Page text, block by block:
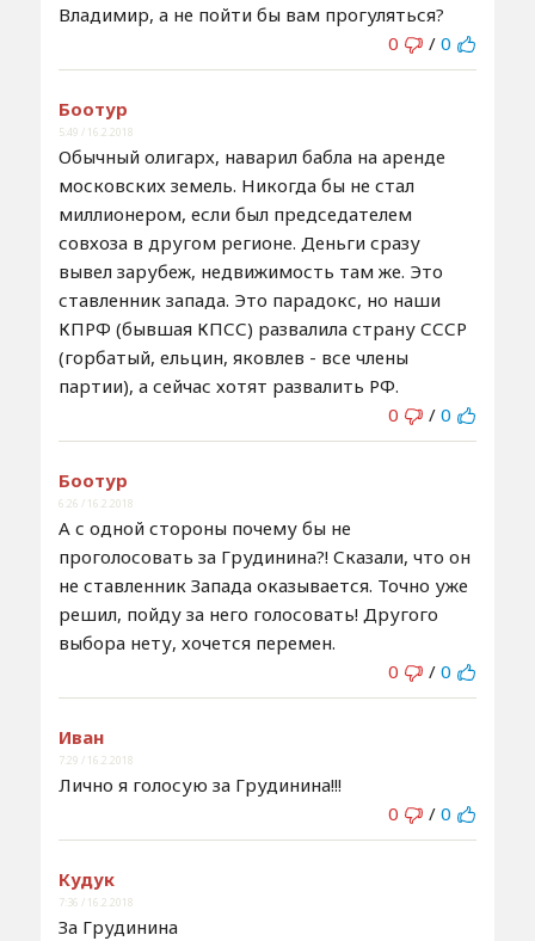
Владимир, а не пойти бы вам прогуляться?
0
/ 0
Боотур
5:49 / 16.2.2018
Обычный олигарх, наварил бабла на аренде
московских земель. Никогда бы не стал
миллионером, если был председателем
совхоза в другом регионе. Деньги сразу
вывел зарубеж, недвижимость там же. Это
ставленник запада. Это парадокс, но наши
КПРФ (бывшая КПСС) развалила страну СССР
(горбатый, ельцин, яковлев - все члены
партии), а сейчас хотят развалить РФ.
0
/ 0
Боотур
6:26 / 16.2.2018
А с одной стороны почему бы не
проголосовать за Грудинина?! Сказали, что он
не ставленник Запада оказывается. Точно уже
решил, пойду за него голосовать! Другого
выбора нету, хочется перемен.
0
/ 0
Иван
7:29 / 16.2.2018
Лично я голосую за Грудинина!!!
0
/ 0
Кудук
7:36 / 16.2.2018
За Грудинина